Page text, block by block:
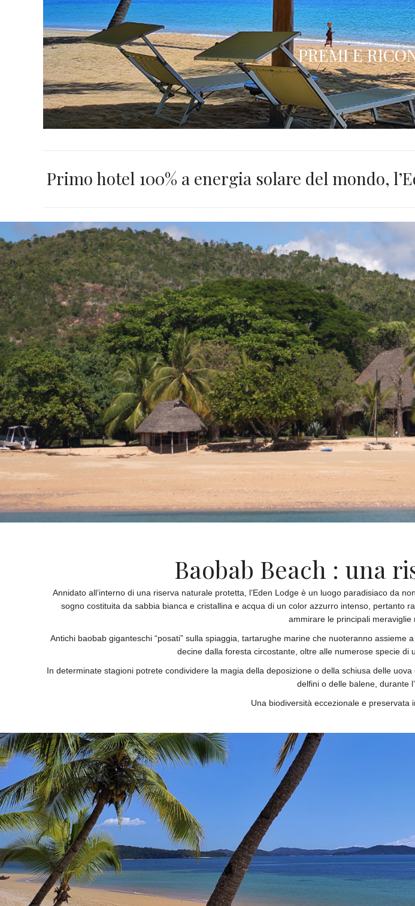
PREMI E
Eletto miglior hotel sostenibile del
Guarda i
Primo hotel 100% a energia solare del mondo,
Baobab Beach : una
Annidato all’interno di una riserva naturale protetta, l’Eden Lodge è un luogo paradisiaco da
sogno costituita da sabbia bianca e cristallina e acqua di un color azzurro intenso, pertanto
ammirare le principali meraviglie
Antichi baobab giganteschi “posati” sulla spiaggia, tartarughe marine che nuoteranno
decine dalla foresta circostante, oltre alle numerose specie di
In determinate stagioni potrete condividere la magia della deposizione o della schiusa delle
delfini o delle balene, durante
Una biodiversità eccezionale e preservata